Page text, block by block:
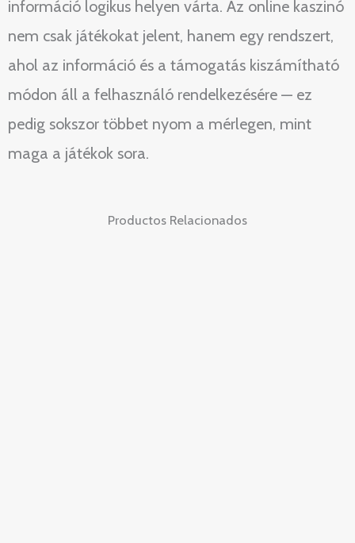
információ logikus helyen várta. Az online kaszinó
nem csak játékokat jelent, hanem egy rendszert,
ahol az információ és a támogatás kiszámítható
módon áll a felhasználó rendelkezésére — ez
pedig sokszor többet nyom a mérlegen, mint
maga a játékok sora.
Productos Relacionados